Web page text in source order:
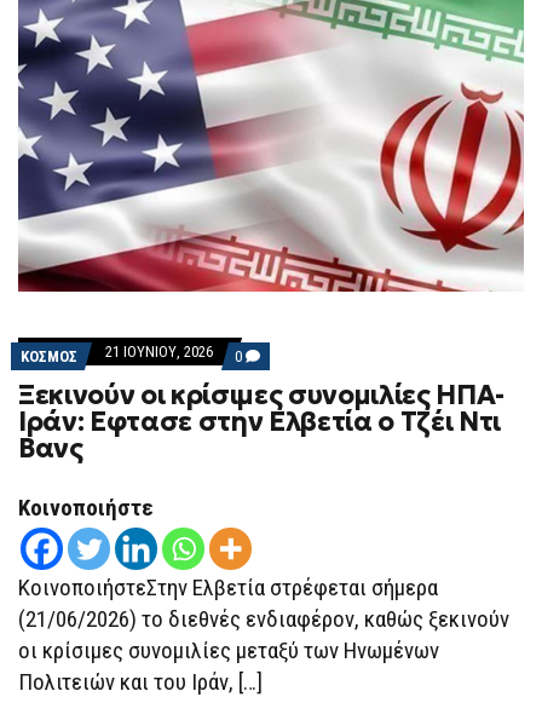
ΚΟΣΜΟΣ 21 ΙΟΥΝΊΟΥ, 2026 0 COMMENTS
ON
ΞΕΚΙΝΟΎΝ
ΟΙ
ΚΡΊΣΙΜΕΣ
ΕΛΒΕΤΊΑ
Ο
ΝΤΙ
ΒΑΝΣ
Ξεκινούν οι κρίσιμες συνομιλίες ΗΠΑ-
Ιράν: Εφτασε στην Ελβετία ο Τζέι Ντι
Βανς
Κοινοποιήστε
ΚοινοποιήστεΣτην Ελβετία στρέφεται σήμερα
(21/06/2026) το διεθνές ενδιαφέρον, καθώς ξεκινούν
οι κρίσιμες συνομιλίες μεταξύ των Ηνωμένων
Πολιτειών και του Ιράν, […]